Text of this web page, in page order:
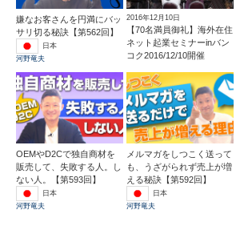
嫌なお客さんを円満にバッ
サリ切る秘訣【第562回】
日本
河野竜夫
2016年12月10日
【70名満員御礼】海外在住
ネット起業セミナーinバン
コク2016/12/10開催
OEMやD2Cで独自商材を
販売して、失敗する人。し
ない人。【第593回】
日本
河野竜夫
メルマガをしつこく送って
も、うざがられず売上が増
える秘訣【第592回】
日本
河野竜夫